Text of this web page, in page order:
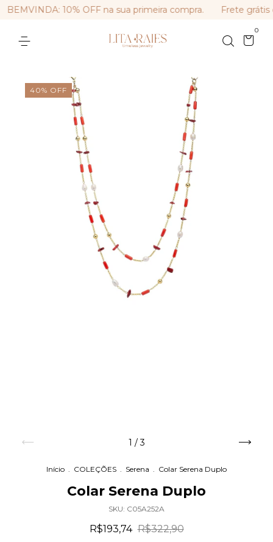
10% OFF na sua primeira compra. Frete grátis
0
40% OFF
1 /3
Início . COLEÇÕES . Serena . Colar Serena Duplo
Colar Serena Duplo
SKU: C05A252A
R$193,74 R$322,90